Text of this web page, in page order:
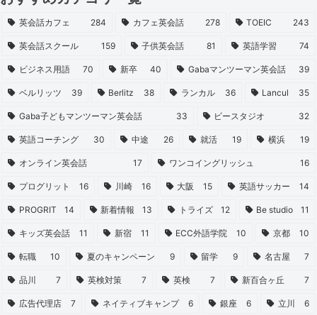
英会話カフェ 284 カフェ英会話 278 TOEIC 243
英会話スクール 159 子供英会話 81 英語学習 74
ビジネス用語 70 新卒 40 Gabaマンツーマン英会話 39
ベルリッツ 39 Berlitz 38 ランカル 36 Lancul 35
Gaba子どもマンツーマン英会話 33 ビースタジオ 32
英語コーチング 30 中途 26 就活 19 横浜 19
オンライン英会話 17 ワンコイングリッシュ 16
プログリット 16 川崎 16 大阪 15 英語サッカー 14
PROGRIT 14 新着情報 13 トライズ 12 Be studio 11
キッズ英会話 11 新宿 11 ECC外語学院 10 京都 10
転職 10 夏のキャンペーン 9 留学 9 名古屋 7
品川 7 英検対策 7 英検 7 新百合ヶ丘 7
広告代理店 7 ネイティブキャンプ 6 銀座 6 立川 6